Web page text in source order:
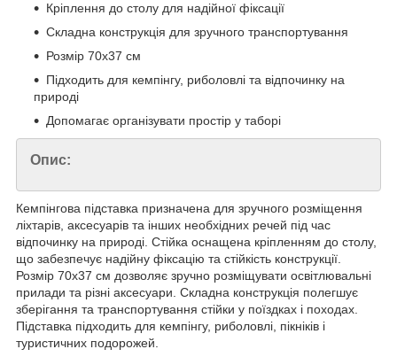
Кріплення до столу для надійної фіксації
Складна конструкція для зручного транспортування
Розмір 70х37 см
Підходить для кемпінгу, риболовлі та відпочинку на
природі
Допомагає організувати простір у таборі
Опис:
Кемпінгова підставка призначена для зручного розміщення
ліхтарів, аксесуарів та інших необхідних речей під час
відпочинку на природі. Стійка оснащена кріпленням до столу,
що забезпечує надійну фіксацію та стійкість конструкції.
Розмір 70х37 см дозволяє зручно розміщувати освітлювальні
прилади та різні аксесуари. Складна конструкція полегшує
зберігання та транспортування стійки у поїздках і походах.
Підставка підходить для кемпінгу, риболовлі, пікніків і
туристичних подорожей.